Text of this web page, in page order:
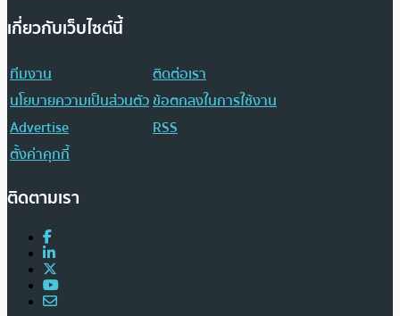
เกี่ยวกับเว็บไซต์นี้
ทีมงาน
ติดต่อเรา
นโยบายความเป็นส่วนตัวข้อตกลงในการใช้งาน
Advertise
RSS
ตั้งค่าคุกกี้
ติดตามเรา